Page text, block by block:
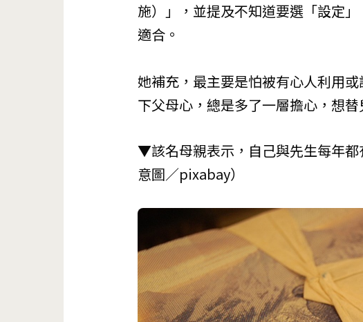
施）」，並提及不知道要選「設定
適合。
她補充，最主要是怕被有心人利用
下父母心，總是多了一層擔心，想替
▼該名母親表示，自己與先生每年
意圖／pixabay）